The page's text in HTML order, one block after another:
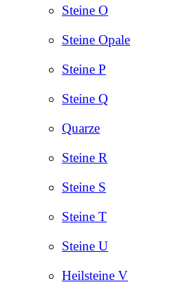
Steine O
Steine Opale
Steine P
Steine Q
Quarze
Steine R
Steine S
Steine T
Steine U
Heilsteine V